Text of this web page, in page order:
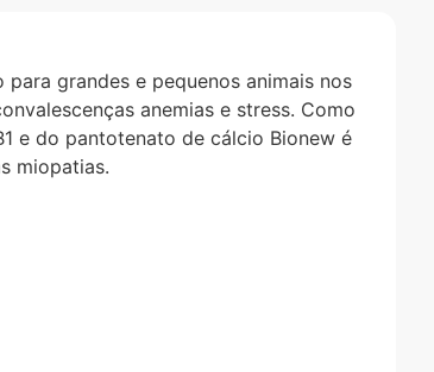
grandes e pequenos animais nos
anemias e stress. Como
e do pantotenato de cálcio Bionew é
miopatias.